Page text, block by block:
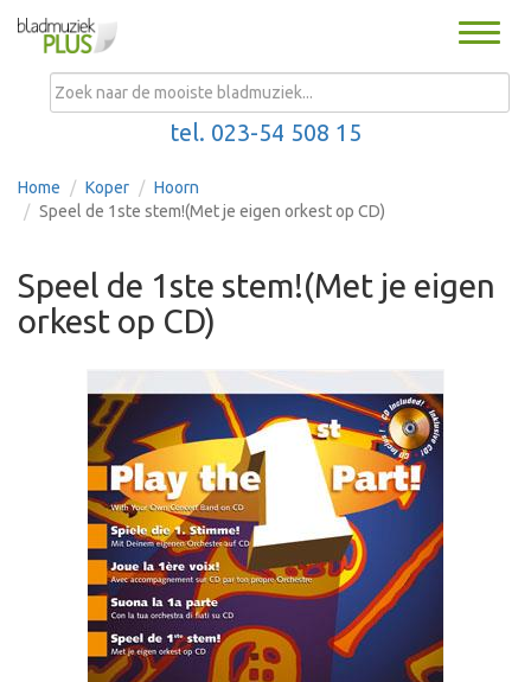
Toggle
tel. 023-54 508 15
MENU
Home Koper
Hoorn
Speel de 1ste stem!(Met je eigen orkest op CD)
Speel de 1ste stem!(Met je eigen
orkest op CD)